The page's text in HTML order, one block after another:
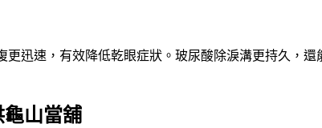
迅速，有效降低乾眼症狀。玻尿酸除淚溝更持久，
山當舖